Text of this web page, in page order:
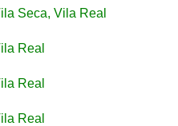
Seca, Vila Real
Real
Real
Real